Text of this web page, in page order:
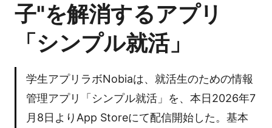
子"を解消するアプリ
「シンプル就活」
学生アプリラボNobiaは、就活生のための情報
管理アプリ「シンプル就活」を、本日2026年7
月8日よりApp Storeにて配信開始した。基本